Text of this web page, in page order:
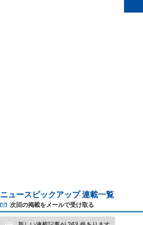
ニュースピックアップ 連載一覧
次回の掲載をメールで受け取る